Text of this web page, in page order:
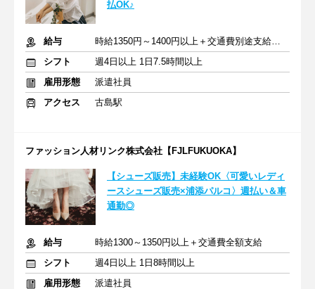
払OK♪
給与
時給1350円～1400円以上＋交通費別途支給あり
シフト
週4日以上 1日7.5時間以上
雇用形態
派遣社員
アクセス
古島駅
ファッション人材リンク株式会社【FJLFUKUOKA】
【シューズ販売】未経験OK〈可愛いレディ
ースシューズ販売×浦添パルコ〉週払い＆車
通勤◎
給与
時給1300～1350円以上＋交通費全額支給
シフト
週4日以上 1日8時間以上
雇用形態
派遣社員